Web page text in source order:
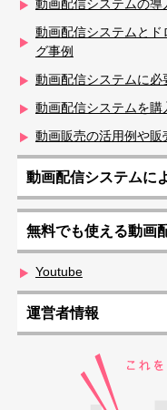
動画配信システムの導
動画配信システムと
グ事例
動画配信システムに必
動画配信システムを購
動画販売の活用例や販
動画配信システムに
無料でも使える動画
Youtube
運営者情報